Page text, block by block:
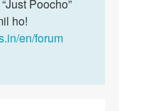
Poocho”
ho!
en/forum